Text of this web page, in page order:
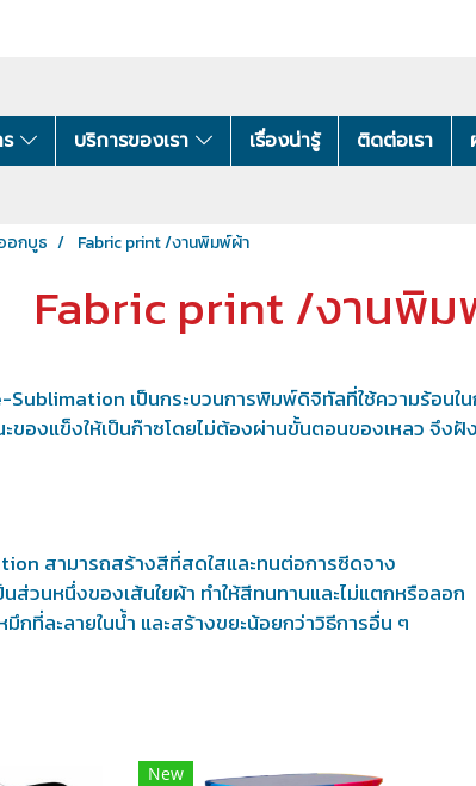
บริการของเรา เรื่องน่ารู้ ติดต่อเรา
อกบูธ Fabric print /งานพิมพ์ผ้า
Fabric print /งานพิม
เป็นกระบวนการพิมพ์ดิจิทัลที่ใช้ความร้อนใน
ของแข็งให้เป็นก๊าซโดยไม่ต้องผ่านขั้นตอนของเหลว จึงฝั
สามารถสร้างสีที่สดใสและทนต่อการซีดจาง
ส่วนหนึ่งของเส้นใยผ้า ทำให้สีทนทานและไม่แตกหรือลอก
กที่ละลายในน้ำ และสร้างขยะน้อยกว่าวิธีการอื่น ๆ
New